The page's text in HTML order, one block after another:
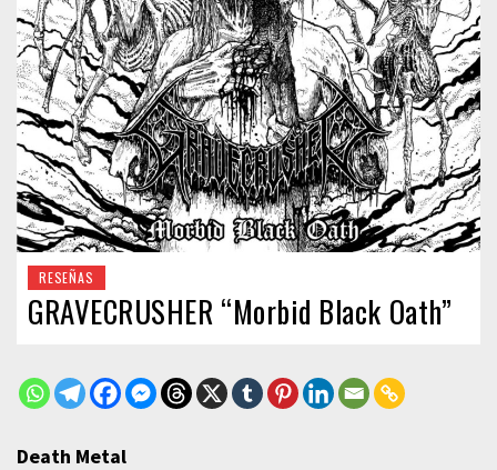
RESEÑAS
GRAVECRUSHER “Morbid Black Oath”
Death Metal